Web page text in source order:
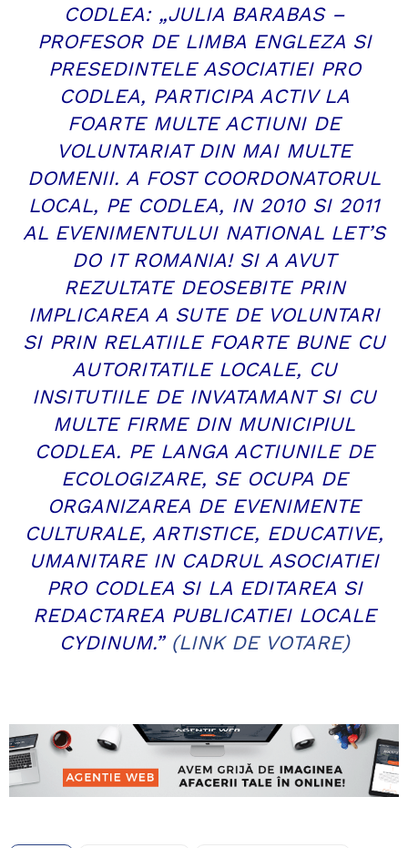
CODLEA: „JULIA BARABAS –
PROFESOR DE LIMBA ENGLEZA SI
PRESEDINTELE ASOCIATIEI PRO
CODLEA, PARTICIPA ACTIV LA
FOARTE MULTE ACTIUNI DE
VOLUNTARIAT DIN MAI MULTE
DOMENII. A FOST COORDONATORUL
LOCAL, PE CODLEA, IN 2010 SI 2011
AL EVENIMENTULUI NATIONAL LET’S
DO IT ROMANIA! SI A AVUT
REZULTATE DEOSEBITE PRIN
IMPLICAREA A SUTE DE VOLUNTARI
SI PRIN RELATIILE FOARTE BUNE CU
AUTORITATILE LOCALE, CU
INSITUTIILE DE INVATAMANT SI CU
MULTE FIRME DIN MUNICIPIUL
CODLEA. PE LANGA ACTIUNILE DE
ECOLOGIZARE, SE OCUPA DE
ORGANIZAREA DE EVENIMENTE
CULTURALE, ARTISTICE, EDUCATIVE,
UMANITARE IN CADRUL ASOCIATIEI
PRO CODLEA SI LA EDITAREA SI
REDACTAREA PUBLICATIEI LOCALE
CYDINUM.” (LINK DE VOTARE)